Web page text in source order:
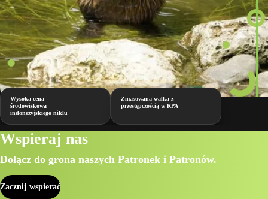
Wysoka cena
środowiskowa
indonezyjskiego niklu
Zmasowana walka z
przestępczością w RPA
Wspieraj nas
Dołącz do grona naszych Patronek i Patronów.
Zacznij wspierać